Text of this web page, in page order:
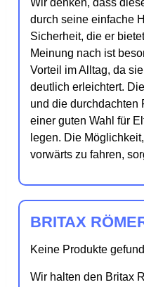
Wir denken, dass
durch seine einfache
Sicherheit, die er
Meinung nach ist
Vorteil im Alltag, da
deutlich erleichtert.
und die durchdachten
einer guten Wahl für
legen. Die
vorwärts zu fahren,
BRITAX
Keine Produkte
Wir halten den Britax